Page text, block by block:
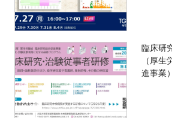
臨床研
（厚
進事業）